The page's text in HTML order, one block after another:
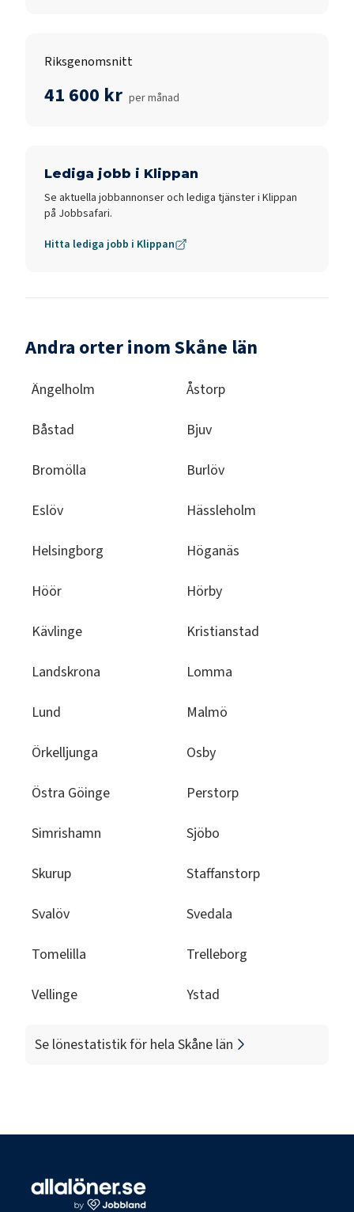
Riksgenomsnitt
41 600 kr per månad
Lediga jobb i Klippan
Se aktuella jobbannonser och lediga tjänster i Klippan
på Jobbsafari.
Hitta lediga jobb i Klippan
Andra orter inom Skåne län
Ängelholm Åstorp
Båstad Bjuv
Bromölla Burlöv
Eslöv Hässleholm
Helsingborg Höganäs
Höör Hörby
Kävlinge Kristianstad
Landskrona Lomma
Lund Malmö
Örkelljunga Osby
Östra Göinge Perstorp
Simrishamn Sjöbo
Skurup Staffanstorp
Svalöv Svedala
Tomelilla Trelleborg
Vellinge Ystad
Se lönestatistik för hela Skåne län